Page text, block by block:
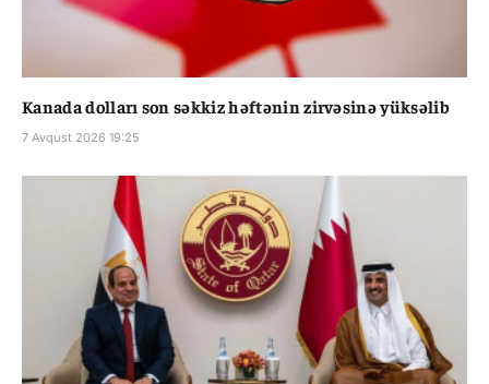
Kanada dolları son səkkiz həftənin zirvəsinə yüksəlib
7 Avqust 2026 19:25